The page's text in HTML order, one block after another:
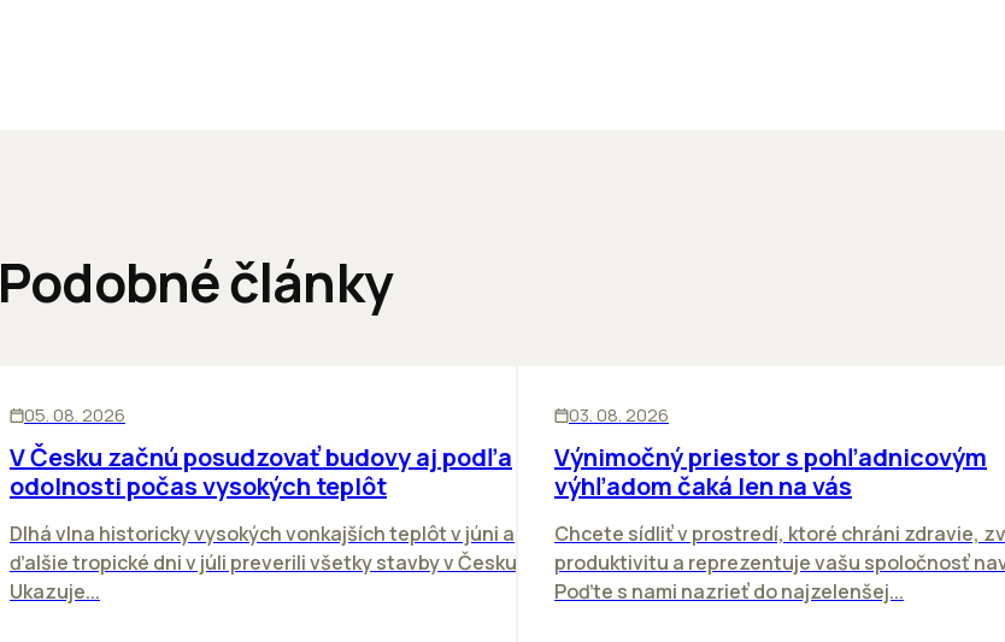
Podobné články
05. 08. 2026
V Česku začnú posudzovať budovy aj podľa
odolnosti počas vysokých teplôt
Dlhá vlna historicky vysokých vonkajších teplôt v júni a
ďalšie tropické dni v júli preverili všetky stavby v Česku.
Ukazuje...
03. 08. 2026
Výnimočný priestor s pohľadnicovým
výhľadom čaká len na vás
Chcete sídliť v prostredí, ktoré chráni zdravie,
produktivitu a reprezentuje vašu spoločnosť
Poďte s nami nazrieť do najzelenšej...